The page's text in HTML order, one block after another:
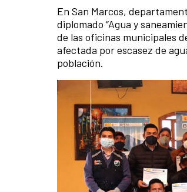
En San Marcos,
diplomado “Agua y
de las oficinas municipales
afectada por escasez de
población.